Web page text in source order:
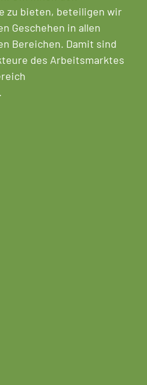
zu bieten, beteiligen wir
Geschehen in allen
Bereichen. Damit sind
des Arbeitsmarktes